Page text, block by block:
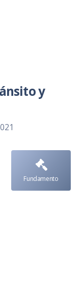
y
Fundamento